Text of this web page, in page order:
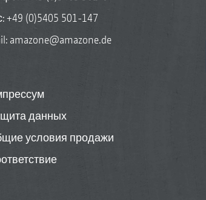
+49 (0)5405 501-147
amazone@amazone.de
данных
условия продажи